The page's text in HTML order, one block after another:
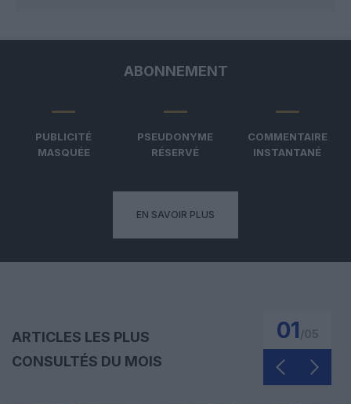
ABONNEMENT
PUBLICITÉ
MASQUÉE
PSEUDONYME
RÉSERVÉ
COMMENTAIRE
INSTANTANÉ
EN SAVOIR PLUS
ARTICLES LES PLUS
CONSULTÉS DU MOIS
01